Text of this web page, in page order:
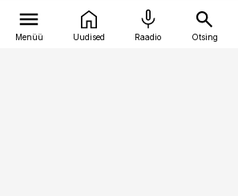
Menüü Uudised Raadio Otsing